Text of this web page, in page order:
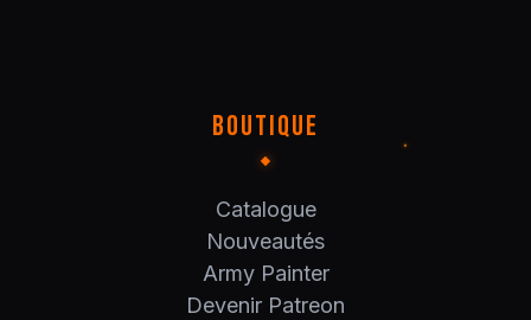
BOUTIQUE
Catalogue
Nouveautés
Army Painter
Devenir Patreon